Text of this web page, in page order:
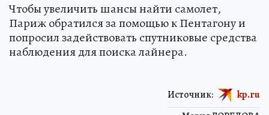
Чтобы увеличить шансы найти самолет,
Париж обратился за помощью к Пентагону и
попросил задействовать спутниковые средства
наблюдения для поиска лайнера.
Источник: kp.ru